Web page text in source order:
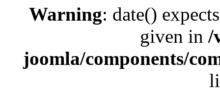
Warning: date()
given in /
joomla/components/